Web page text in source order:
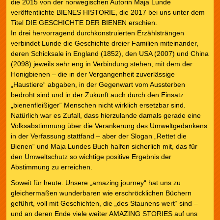
die 2015 von der norwegischen Autorin Maja Lunde
veröffentlichte BIENES HISTORIE, die 2017 bei uns unter dem
Titel DIE GESCHICHTE DER BIENEN erschien.
In drei hervorragend durchkonstruierten Erzählsträngen
verbindet Lunde die Geschichte dreier Familien miteinander,
deren Schicksale in England (1852), den USA (2007) und China
(2098) jeweils sehr eng in Verbindung stehen, mit dem der
Honigbienen – die in der Vergangenheit zuverlässige
„Haustiere“ abgaben, in der Gegenwart vom Aussterben
bedroht sind und in der Zukunft auch durch den Einsatz
„bienenfleißiger“ Menschen nicht wirklich ersetzbar sind.
Natürlich war es Zufall, dass hierzulande damals gerade eine
Volksabstimmung über die Verankerung des Umweltgedankens
in der Verfassung stattfand – aber der Slogan „Rettet die
Bienen“ und Maja Lundes Buch halfen sicherlich mit, das für
den Umweltschutz so wichtige positive Ergebnis der
Abstimmung zu erreichen.
Soweit für heute. Unsere „amazing journey“ hat uns zu
gleichermaßen wunderbaren wie erschröcklichen Büchern
geführt, voll mit Geschichten, die „des Staunens wert“ sind –
und an deren Ende viele weiter AMAZING STORIES auf uns